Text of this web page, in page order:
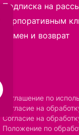
Подписка на
Корпоративным
Обмен и возврат
Соглашение по
Согласие на
Согласие на
Положение по